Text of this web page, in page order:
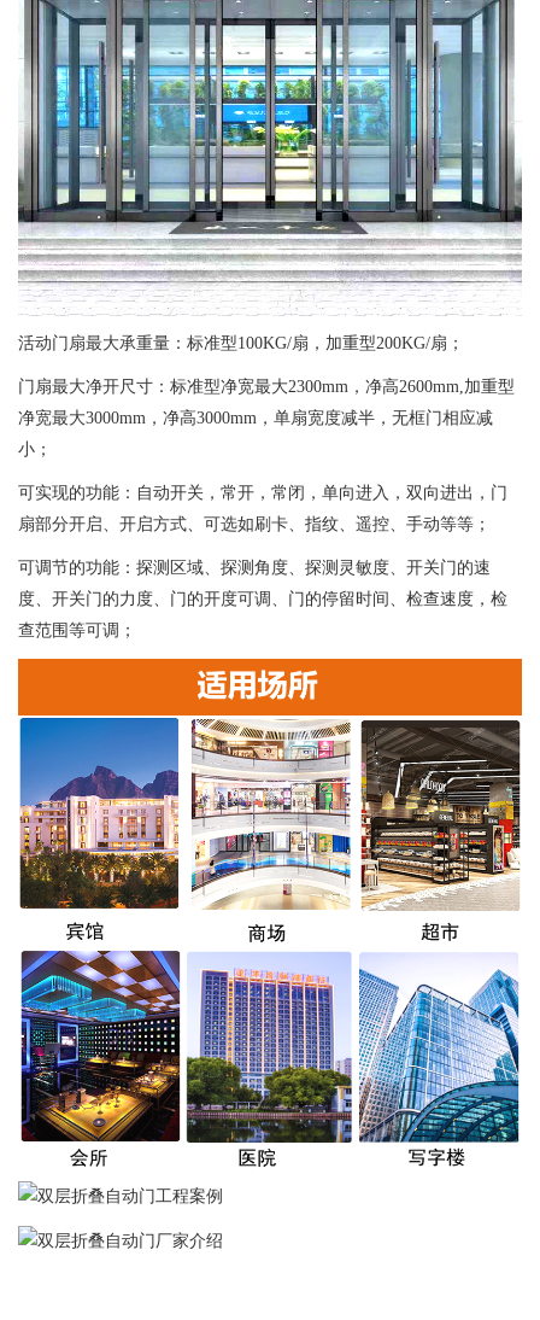
活动门扇最大承重量：标准型100KG/扇，加重型200KG/扇；
门扇最大净开尺寸：标准型净宽最大2300mm，净高2600mm,加重型
净宽最大3000mm，净高3000mm，单扇宽度减半，无框门相应减
小；
可实现的功能：自动开关，常开，常闭，单向进入，双向进出，门
扇部分开启、开启方式、可选如刷卡、指纹、遥控、手动等等；
可调节的功能：探测区域、探测角度、探测灵敏度、开关门的速
度、开关门的力度、门的开度可调、门的停留时间、检查速度，检
查范围等可调；